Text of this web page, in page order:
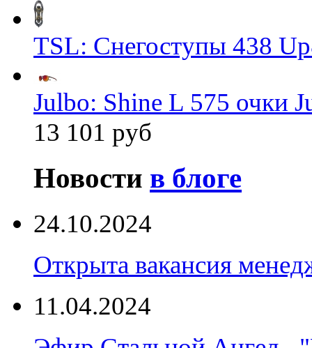
TSL: Снегоступы 438
Julbo: Shine L 575 очки
13 101 руб
Новости в блоге
24.10.2024
Открыта вакансия
11.04.2024